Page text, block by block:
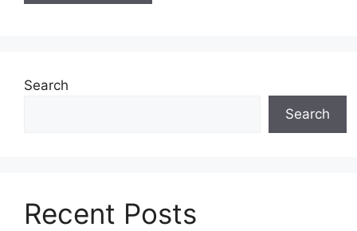
Search
Search
Recent Posts